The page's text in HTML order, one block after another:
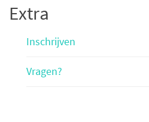
Extra
Inschrijven
Vragen?